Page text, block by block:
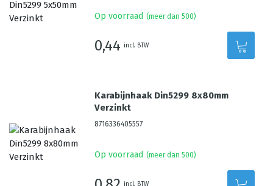
Op voorraad (meer dan 500)
0,44 incl. BTW
Karabijnhaak Din5299 8x80mm
Verzinkt
8716336405557
Op voorraad (meer dan 500)
incl. BTW